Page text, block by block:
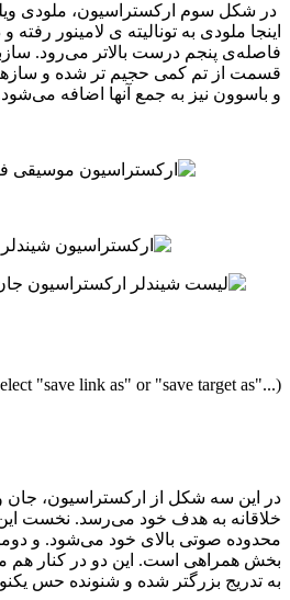
سوم ارکستراسیون، ملودی ویلن باز
ملودی به تونالیته ‌ی لامینور رفته و در
پنجم درست بالاتر می‌رود. سازبندی
از تم کمی حجیم تر شده و سازهای
نیز به جمع آنها اضافه می‌شود.
& select "save link as" or "save target
سه شکل از ارکستراسیون، جان ویلیامز
به هدف خود می‌رسد. نخست این که
صوتی بالای خود می‌شود. و دومین
است. این دو در کنار هم
بزرگتر شده و شنونده حس